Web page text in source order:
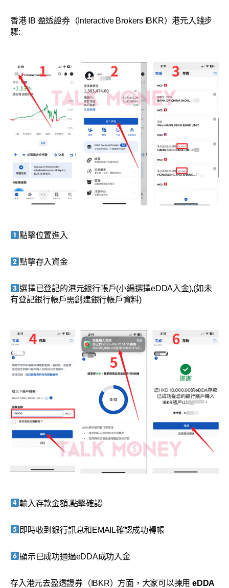
香港 IB 盈透證券（Interactive Brokers IBKR）港元入錢步
驟:
點擊位置進入
點擊存入資金
選擇已登記的港元銀行帳戶(小編選擇eDDA入金),(如未
有登記銀行帳戶需創建銀行帳戶資料)
輸入存款金額,點擊確認
即時收到銀行訊息和EMAIL確認成功轉帳
顯示已成功通過eDDA成功入金
存入港元去盈透證券（IBKR）方面，大家可以揀用eDDA